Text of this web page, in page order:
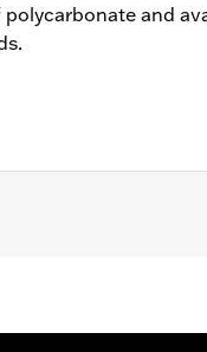
polycarbonate and
Each